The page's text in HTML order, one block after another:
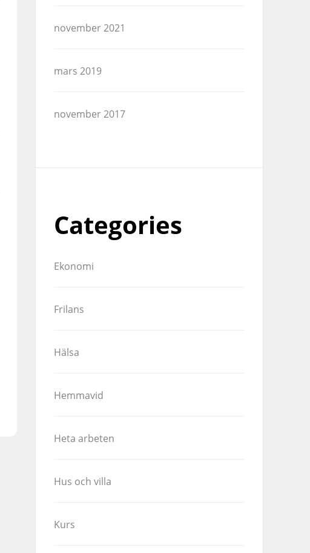
november 2021
mars 2019
november 2017
Categories
Ekonomi
Frilans
Hälsa
Hemmavid
Heta arbeten
Hus och villa
Kurs